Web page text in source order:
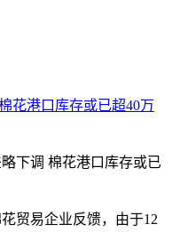
花港口库存或已超40万
贸易企业反馈，由于12